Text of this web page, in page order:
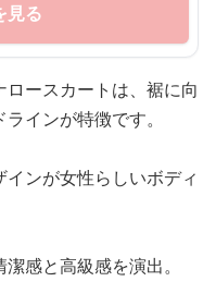
見る
ースカートは、裾に向
インが特徴です。
ンが女性らしいボディ
感と高級感を演出。